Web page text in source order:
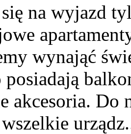
na wyjazd
wynająć
akcesoria. Do